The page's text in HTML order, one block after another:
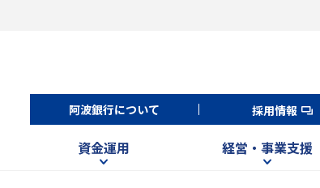
阿波銀行について 採用情報
資金運用 経営・事業支援